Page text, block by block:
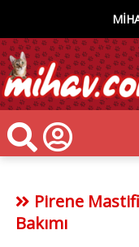
Pirene
Bakımı